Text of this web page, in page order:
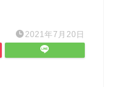
2021年7月20日